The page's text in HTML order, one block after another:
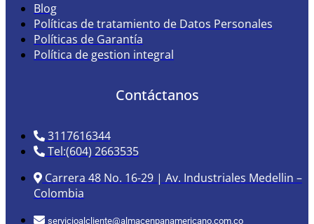
Blog
Políticas de tratamiento de Datos Personales
Políticas de Garantía
Política de gestion integral
Contáctanos
3117616344
Tel:(604) 2663535
Carrera 48 No. 16-29 | Av. Industriales Medellin –
Colombia
servicioalcliente@almacenpanamericano.com.co